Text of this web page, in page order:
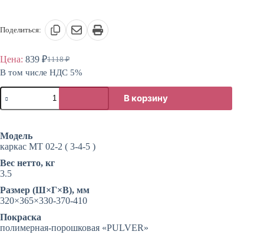
Поделиться:
Цена: 1118₽
Первоначальная
цена
составляла
1118 ₽.
839 ₽Текущая
цена:
839 ₽.
В том числе НДС 5%
Количество
товара
Каркас
ученического
регулируемого
3-
5
В корзину
Модель
каркас МТ 02-2 ( 3-4-5 )
Вес нетто, кг
3.5
Размер (Ш×Г×В), мм
320×365×330-370-410
Покраска
полимерная-порошковая «PULVER»